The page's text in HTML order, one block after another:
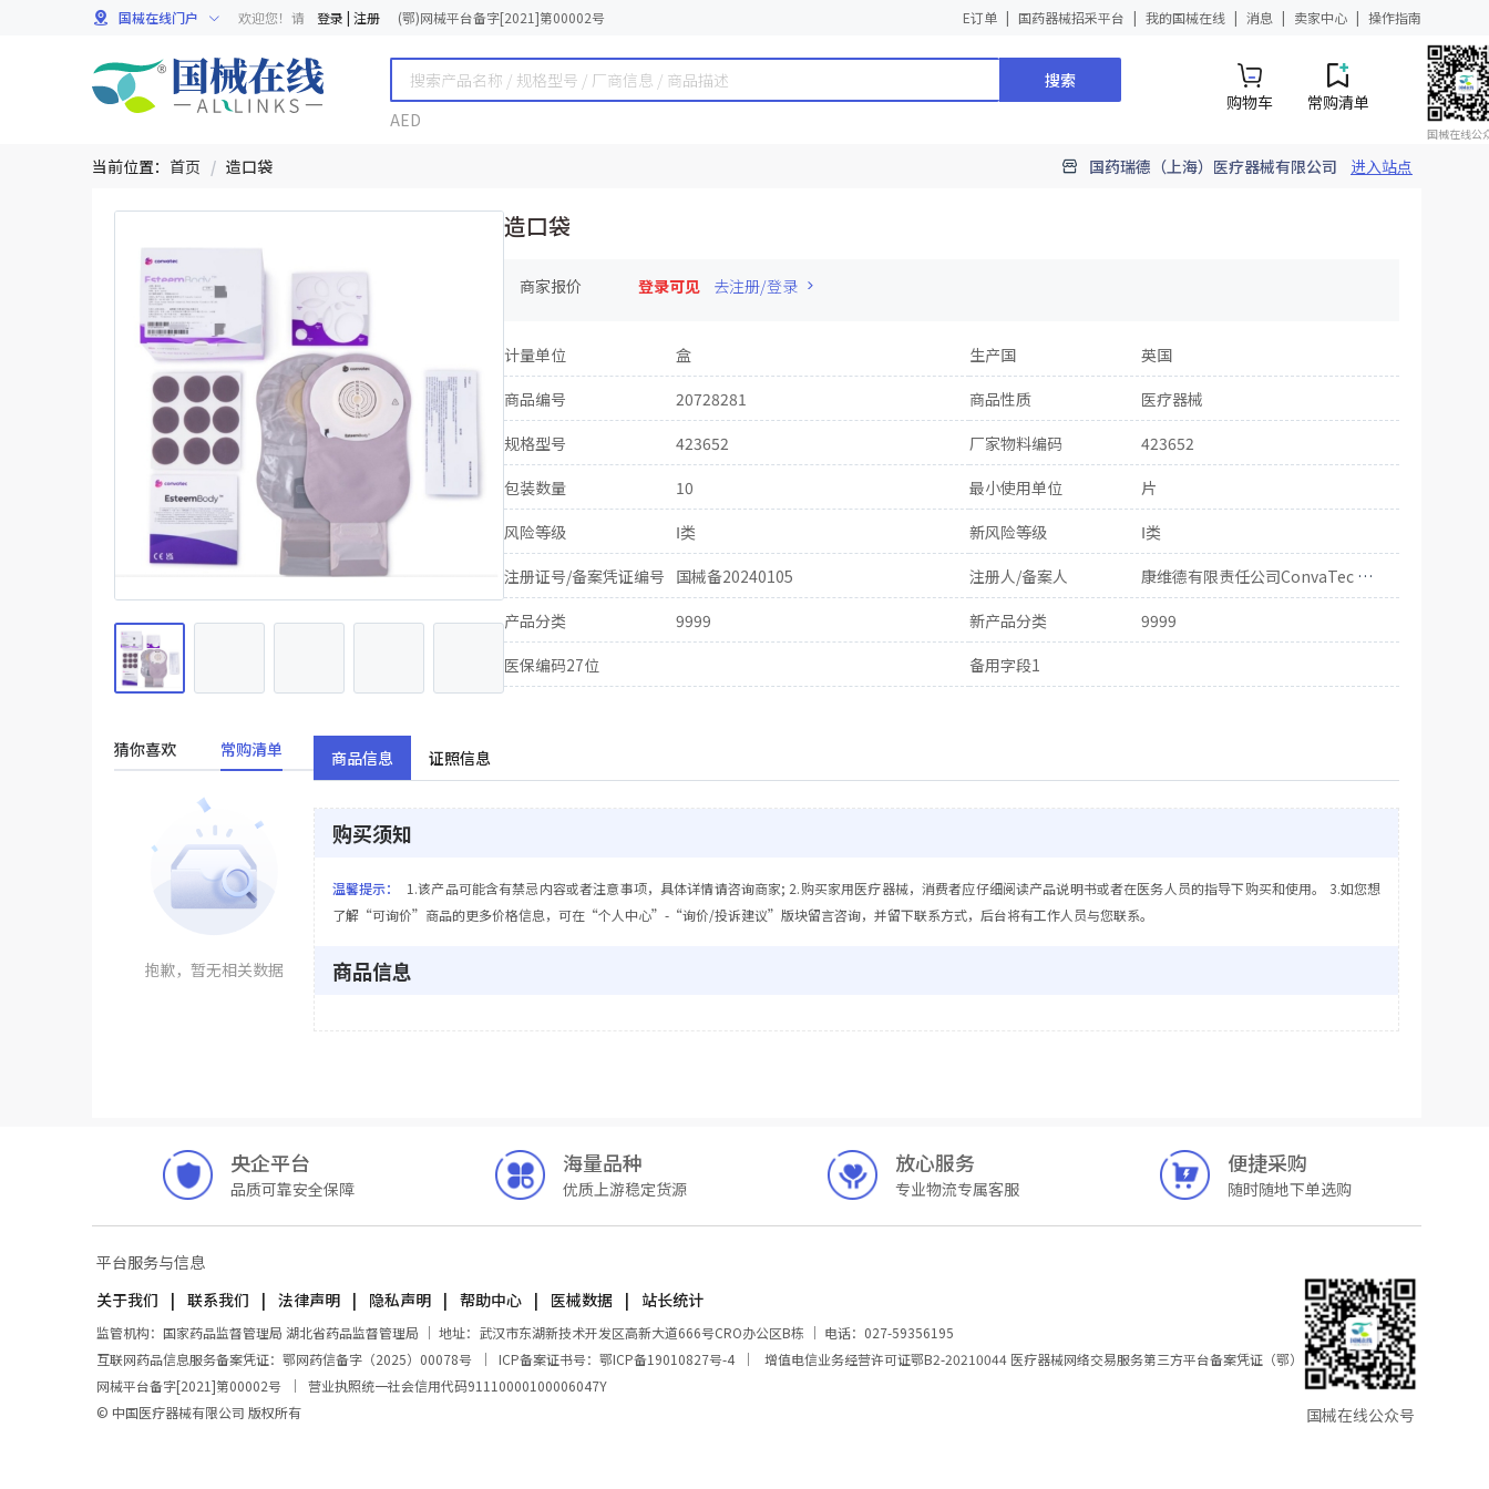
国械在线门户 欢迎您！请 登录 | 注册 (鄂)网械平台备字[2021]第00002号 E订单 国药器械招采平台 我的国械在线 消息 卖家中心 操作指南
搜索
AED
购物车 常购清单
国械在线公
当前位置： 首页 / 造口袋 国药瑞德（上海）医疗器械有限公司 进入站点
造口袋
商家报价 登录可见 去注册/登录
计量单位 盒 生产国
英国
商品编号
20728281 商品性质
医疗器械
规格型号
423652 厂家物料编码
423652
包装数量
10 最小使用单位
片
风险等级
Ⅰ类 新风险等级
Ⅰ类
注册证号/备案凭证编号 国械备20240105 注册人/备案人
康维德有限责任公司ConvaTec Limited
产品分类
9999 新产品分类
9999
医保编码27位
备用字段1
猜你喜欢 常购清单
抱歉，暂无相关数据
商品信息 证照信息
购买须知
温馨提示：
1.该产品可能含有禁忌内容或者注意事项，具体详情请咨询商家; 2.购买家用医疗器械，消费者应仔细阅读产品说明书或者在医务人员的指导下购买和使用。 3.如您想
了解“可询价”商品的更多价格信息，可在“个人中心”-“询价/投诉建议”版块留言咨询，并留下联系方式，后台将有工作人员与您联系。
商品信息
央企平台
品质可靠安全保障
海量品种
优质上游稳定货源
放心服务
专业物流专属客服
便捷采购
随时随地下单选购
平台服务与信息
关于我们
联系我们 法律声明 隐私声明 帮助中心 医械数据 站长统计
监管机构：国家药品监督管理局 湖北省药品监督管理局 ｜ 地址：武汉市东湖新技术开发区高新大道666号CRO办公区B栋 ｜ 电话：027-59356195
互联网药品信息服务备案凭证：鄂网药信备字（2025）00078号
｜ ICP备案证书号：鄂ICP备19010827号-4 ｜ 增值电信业务经营许可证鄂B2-20210044 医疗器械网络交易服务第三方平台备案凭证（鄂）
网械平台备字[2021]第00002号
｜ 营业执照统一社会信用代码91110000100006047Y
© 中国医疗器械有限公司 版权所有
国械在线公众号